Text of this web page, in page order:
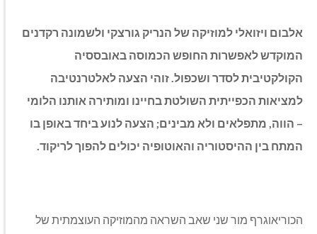
אלבום ויזואלי למוזיקה של הנריק גורצקי ולשמונה רקדנים
המוקדש לאפשרות החופש הכמוסה באובססיה
הקולקטיבית לסדר ושכפול. זוהי הצעה לאלטרנטיבה
למציאות הכפייתית השולטת בחיינו ומותירה אותנו הלומי
– הווה, מתפלאים ולא מבינים; הצעה לנוע ביחד באופן בו
המתח בין ההיסטוריה והאוטופיה יכולים להפוך לריקוד.
הכוריאוגרף מור שני שאב השראה מהמוזיקה העוצמתית של